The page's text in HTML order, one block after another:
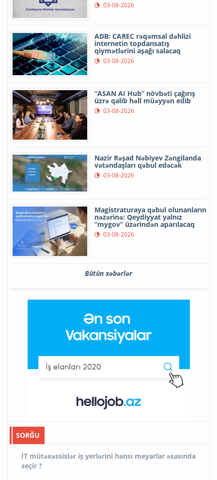
03-08-2026
ADB: CAREC rəqəmsal dəhlizi
internetin topdansatış
qiymətlərini aşağı salacaq
03-08-2026
“ASAN AI Hub” növbəti çağırış
üzrə qalib həll müəyyən edib
03-08-2026
Nazir Rəşad Nəbiyev Zəngilanda
vətəndaşları qəbul edəcək
03-08-2026
Magistraturaya qəbul olunanların
nəzərinə: Qeydiyyat yalnız
“mygov” üzərindən aparılacaq
03-08-2026
Bütün xəbərlər
SORĞU
İT mütəxəssislər iş yerlərini hansı meyarlar əsasında
seçir ?